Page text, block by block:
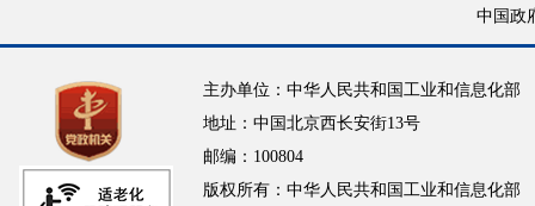
中国政
主办单位：中华人民共和国工业和信息化部
地址：中国北京西长安街13号
邮编：100804
版权所有：中华人民共和国工业和信息化部